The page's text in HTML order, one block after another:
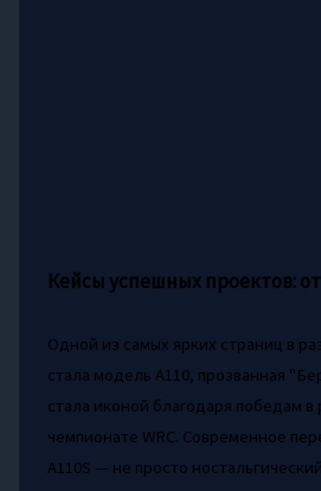
Кейсы успешных проектов: от
Одной из самых ярких страниц в
стала модель A110, прозванная
стала иконой благодаря победам
чемпионате WRC. Современное
A110S — не просто